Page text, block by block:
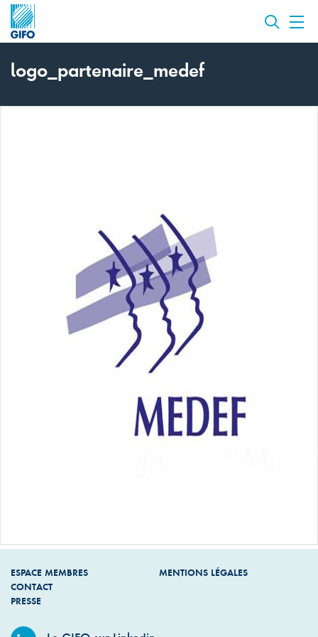
logo_partenaire_medef
ESPACE MEMBRES
CONTACT
PRESSE
MENTIONS LÉGALES